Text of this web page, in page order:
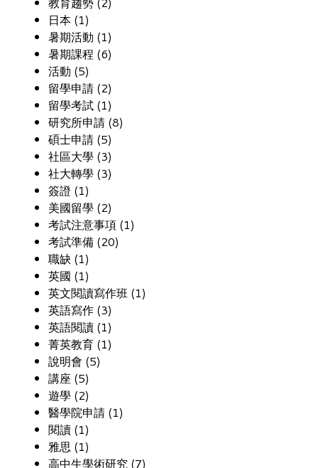
日本 (1)
暑期活動 (1)
暑期課程 (6)
活動 (5)
留學申請 (2)
留學考試 (1)
研究所申請 (8)
碩士申請 (5)
社區大學 (3)
社大轉學 (3)
簽證 (1)
美國留學 (2)
考試注意事項 (1)
考試準備 (20)
職缺 (1)
英國 (1)
英文閱讀寫作班 (1)
英語寫作 (3)
英語閱讀 (1)
菁英教育 (1)
說明會 (5)
講座 (5)
遊學 (2)
醫學院申請 (1)
閱讀 (1)
雅思 (1)
高中生學術研究 (7)